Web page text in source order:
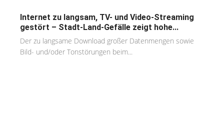
Internet zu langsam, TV- und Video-Streaming
gestört – Stadt-Land-Gefälle zeigt hohe...
Der zu langsame Download großer Datenmengen sowie
Bild- und/oder Tonstörungen beim...